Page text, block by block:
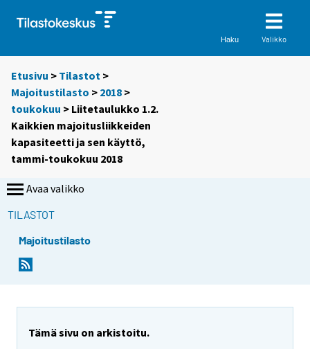
Haku Valikko
Etusivu > Tilastot >
Majoitustilasto > 2018 >
toukokuu > Liitetaulukko 1.2.
Kaikkien majoitusliikkeiden
kapasiteetti ja sen käyttö,
tammi-toukokuu 2018
Avaa valikko
TILASTOT
Majoitustilasto
Tämä sivu on arkistoitu.